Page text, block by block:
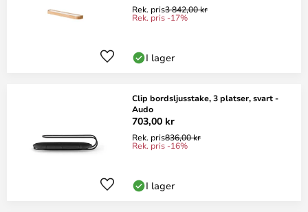
Rek. pris3 842,00 kr
Rek. pris -17%
I lager
Clip bordsljusstake, 3 platser, svart -
Audo
703,00 kr
Rek. pris836,00 kr
Rek. pris -16%
I lager